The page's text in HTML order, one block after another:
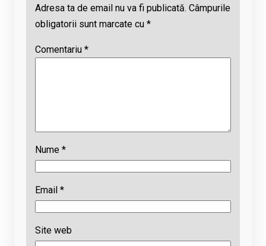
Adresa ta de email nu va fi publicată. Câmpurile
obligatorii sunt marcate cu *
Comentariu *
Nume *
Email *
Site web